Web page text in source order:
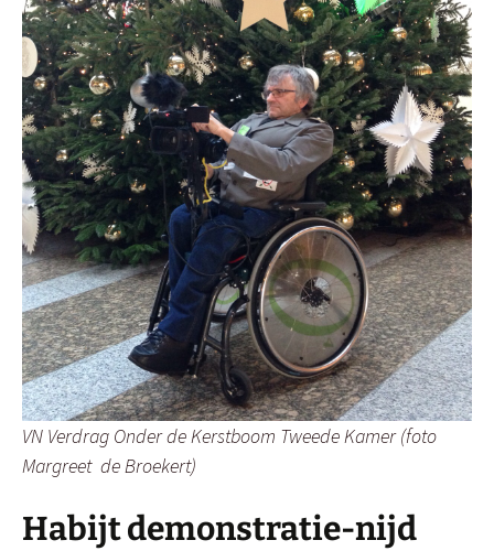
VN Verdrag Onder de Kerstboom Tweede Kamer (foto
Margreet de Broekert)
Habijt demonstratie-nijd